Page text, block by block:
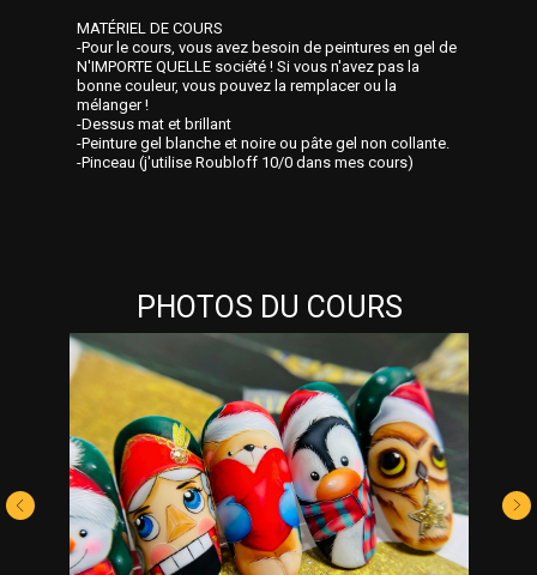
MATÉRIEL DE COURS
-Pour le cours, vous avez besoin de peintures en gel de
N'IMPORTE QUELLE société ! Si vous n'avez pas la
bonne couleur, vous pouvez la remplacer ou la
mélanger !
-Dessus mat et brillant
-Peinture gel blanche et noire ou pâte gel non collante.
-Pinceau (j'utilise Roubloff 10/0 dans mes cours)
PHOTOS DU COURS